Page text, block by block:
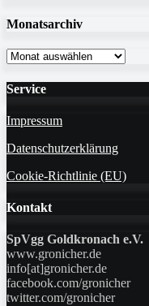
Monatsarchiv
Monatsarchiv
Service
Impressum
Datenschutzerklärung
Cookie-Richtlinie (EU)
Kontakt
SpVgg Goldkronach e.V.
www.gronicher.de
info[at]gronicher.de
facebook.com/gronicher
twitter.com/gronicher